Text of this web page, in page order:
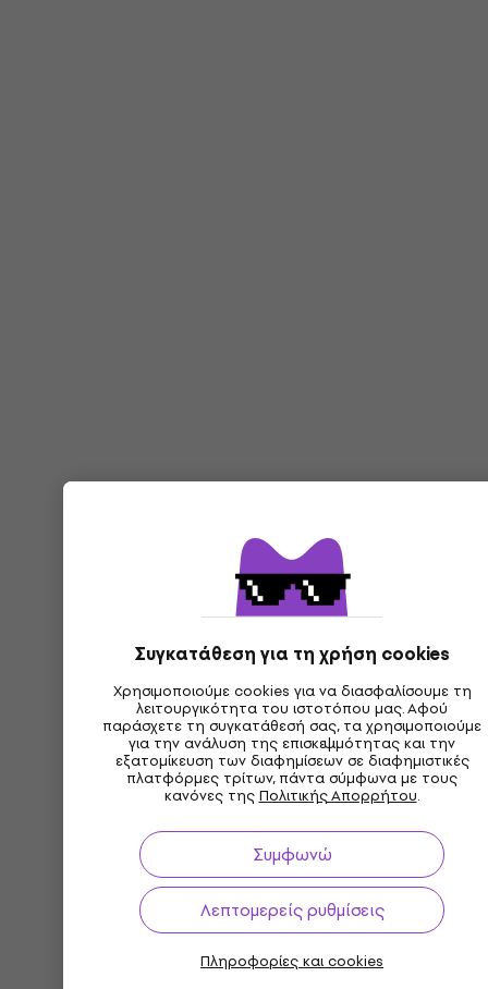
Συγκατάθεση για τη χρήση cookies
Χρησιμοποιούμε cookies για να διασφαλίσουμε τη
λειτουργικότητα του ιστοτόπου μας. Αφού
παράσχετε τη συγκατάθεσή σας, τα χρησιμοποιούμε
για την ανάλυση της επισκεψιμότητας και την
εξατομίκευση των διαφημίσεων σε διαφημιστικές
πλατφόρμες τρίτων, πάντα σύμφωνα με τους
κανόνες τηςΠολιτικής Απορρήτου.
Συμφωνώ
Λεπτομερείς ρυθμίσεις
Πληροφορίες και cookies